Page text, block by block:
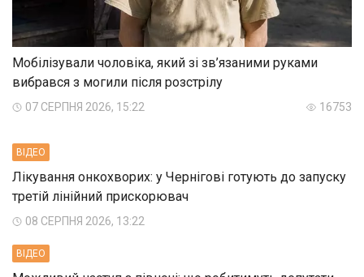
Мобілізували чоловіка, який зі зв’язаними руками
вибрався з могили після розстрілу
07 СЕРПНЯ 2026, 15:22 16753
ВIДЕО
Лікування онкохворих: у Чернігові готують до запуску
третій лінійний прискорювач
08 СЕРПНЯ 2026, 13:22
ВIДЕО